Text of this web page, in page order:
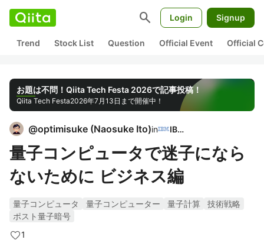
search Login Signup
Trend Stock List Question Official Event Official
お題は不問！Qiita Tech Festa 2026で記事投稿！
Qiita Tech Festa2026年7月13日まで開催中！
@optimisuke (Naosuke Ito)in IBM
量子コンピュータで迷子になら
ないために ビジネス編
量子コンピュータ 量子コンピューター 量子計算
技術戦略
ポスト量子暗号
1